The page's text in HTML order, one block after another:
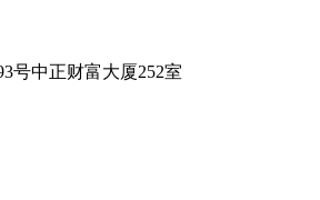
号中正财富大厦252室